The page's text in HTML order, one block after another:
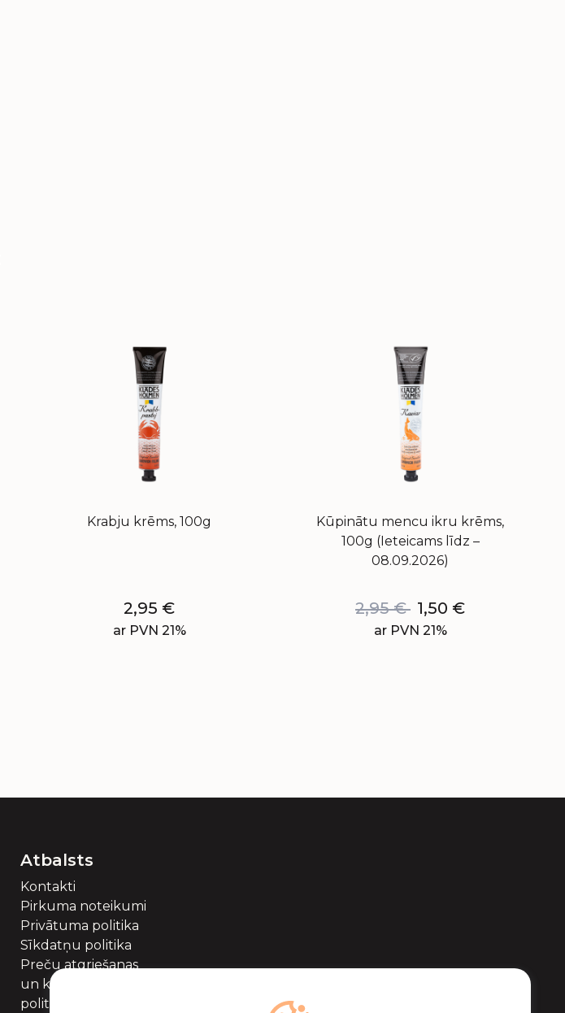
Krabju krēms, 100g
2,95 €
ar PVN 21%
Kūpinātu mencu ikru krēms,
100g (Ieteicams līdz –
08.09.2026)
2,95€ 1,50 €
ar PVN 21%
Atbalsts
Kontakti
Pirkuma noteikumi
Privātuma politika
Sīkdatņu politika
Preču atgriešanas
un kompensācijas
politika